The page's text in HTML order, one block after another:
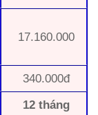
17.160.000
340.000đ
12 tháng